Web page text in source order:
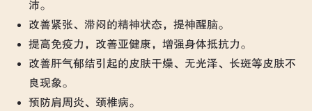
沛。
改善紧张、滞闷的精神状态，提神醒脑。
提高免疫力，改善亚健康，增强身体抵抗力。
改善肝气郁结引起的皮肤干燥、无光泽、长斑等皮肤不
良现象。
预防肩周炎、颈椎病。